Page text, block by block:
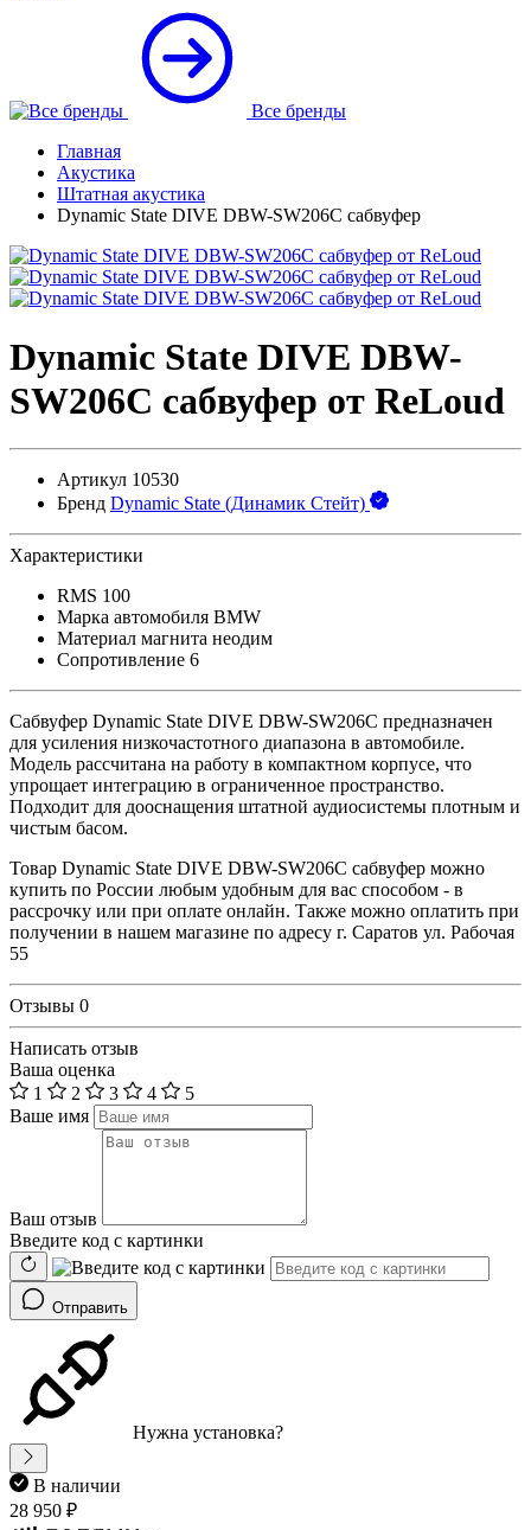
Все бренды
Главная
Акустика
Штатная акустика
Dynamic State DIVE DBW-SW206C сабвуфер
Dynamic State DIVE DBW-
SW206C сабвуфер от ReLoud
Артикул 10530
Бренд Dynamic State (Динамик Стейт)
Характеристики
RMS 100
Марка автомобиля BMW
Материал магнита неодим
Сопротивление 6
Сабвуфер Dynamic State DIVE DBW-SW206C предназначен
для усиления низкочастотного диапазона в автомобиле.
Модель рассчитана на работу в компактном корпусе, что
упрощает интеграцию в ограниченное пространство.
Подходит для дооснащения штатной аудиосистемы плотным и
чистым басом.
Товар Dynamic State DIVE DBW-SW206C сабвуфер можно
купить по России любым удобным для вас способом - в
рассрочку или при оплате онлайн. Также можно оплатить при
получении в нашем магазине по адресу г. Саратов ул. Рабочая
55
Отзывы 0
Написать отзыв
Ваша оценка
1
2 3 4
5
Ваше имя
Ваш отзыв
Введите код с картинки
Отправить
Нужна установка?
В наличии
28 950 ₽